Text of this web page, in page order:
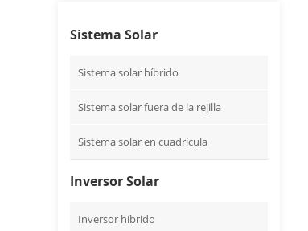
Sistema Solar
Sistema solar híbrido
Sistema solar fuera de la rejilla
Sistema solar en cuadrícula
Inversor Solar
Inversor híbrido